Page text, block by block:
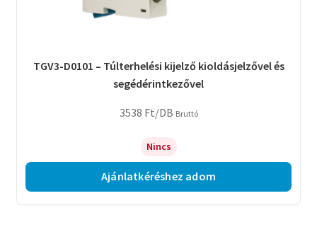
TGV3-D0101 – Túlterhelési kijelző kioldásjelzővel és
segédérintkezővel
3538 Ft/DB Bruttó
Nincs
Ajánlatkéréshez adom